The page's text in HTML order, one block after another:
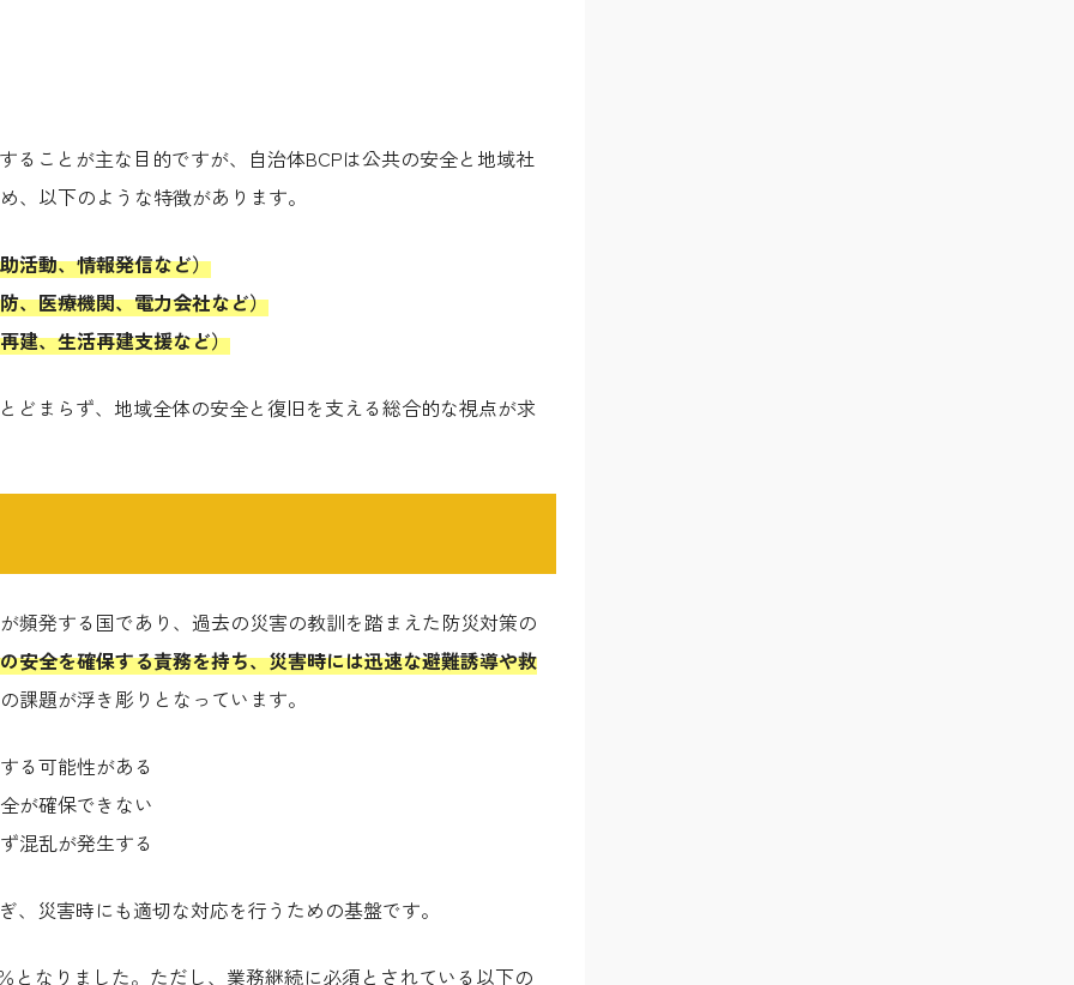
ることが主な目的ですが、自治体BCPは公共の安全と地域社
、以下のような特徴があります。
活動、情報発信など）
、医療機関、電力会社など）
建、生活再建支援など）
どまらず、地域全体の安全と復旧を支える総合的な視点が求
頻発する国であり、過去の災害の教訓を踏まえた防災対策の
安全を確保する責務を持ち、災害時には迅速な避難誘導や救
課題が浮き彫りとなっています。
る可能性がある
が確保できない
混乱が発生する
災害時にも適切な対応を行うための基盤です。
となりました。ただし、業務継続に必須とされている以下の